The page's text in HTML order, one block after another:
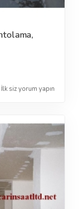
İlk siz yorum yapın